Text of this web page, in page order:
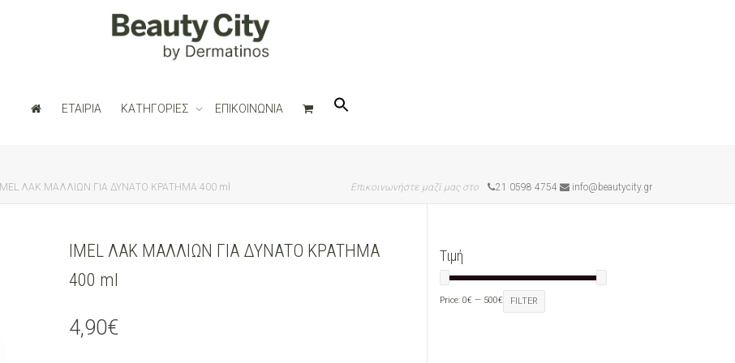
ΕΤΑΙΡΙΑ ΚΑΤΗΓΟΡΙΕΣ ΕΠΙΚΟΙΝΩΝΙΑ
IMEL ΛΑΚ ΜΑΛΛΙΩΝ ΓΙΑ ΔΥΝΑΤΟ ΚΡΑΤΗΜΑ 400 ml Επικοινωνήστε μαζί μας στο 21 0598 4754 info@beautycity.gr
IMEL ΛΑΚ ΜΑΛΛΙΩΝ ΓΙΑ ΔΥΝΑΤΟ ΚΡΑΤΗΜΑ
400 ml
4,90€
Τιμή
FILTER
Price: 0€ — 500€